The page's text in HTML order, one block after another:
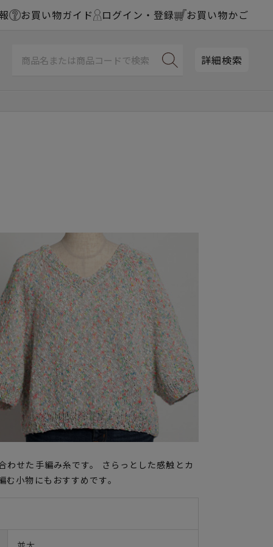
お買い物ガイド ログイン・登録 お買い物かご
詳細検索
せた手編み糸です。 さらっとした感触とカ
小物にもおすすめです。